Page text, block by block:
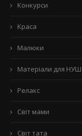
Конкурси
Краса
Малюки
Матеріали для НУШ
Релакс
Світ мами
Світ тата